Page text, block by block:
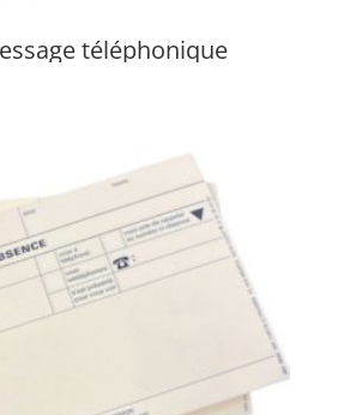
téléphonique